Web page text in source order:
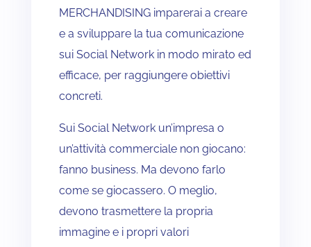
MERCHANDISING imparerai a creare
e a sviluppare la tua comunicazione
sui Social Network in modo mirato ed
efficace, per raggiungere obiettivi
concreti.
Sui Social Network un’impresa o
un’attività commerciale non giocano:
fanno business. Ma devono farlo
come se giocassero. O meglio,
devono trasmettere la propria
immagine e i propri valori